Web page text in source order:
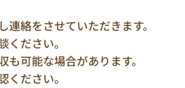
絡をさせていただきます。
ください。
も可能な場合があります。
ください。